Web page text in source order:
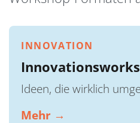
INNOVATION
Ideen, die wirklich
Mehr →